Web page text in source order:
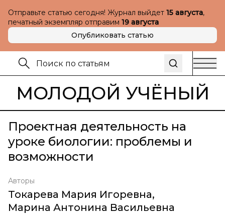
Отправьте статью сегодня! Журнал выйдет 15 августа,
печатный экземпляр отправим 19 августа
Опубликовать статью
МОЛОДОЙ УЧЁНЫЙ
Проектная деятельность на
уроке биологии: проблемы и
возможности
Авторы
Токарева Мария Игоревна,
Марина Антонина Васильевна